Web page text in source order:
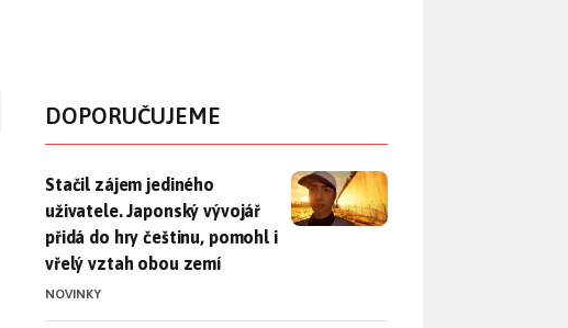
DOPORUČUJEME
Stačil zájem jediného uživatele. Japonský vývojář přidá do hry
Stačil zájem jediného
uživatele. Japonský vývojář
přidá do hry češtinu, pomohl i
vřelý vztah obou zemí
NOVINKY